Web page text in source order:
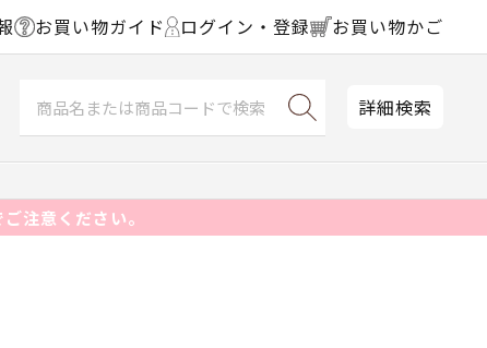
お買い物ガイド ログイン・登録 お買い物かご
詳細検索
注意ください。